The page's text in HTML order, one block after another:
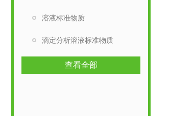
溶液标准物质
滴定分析溶液标准物质
查看全部